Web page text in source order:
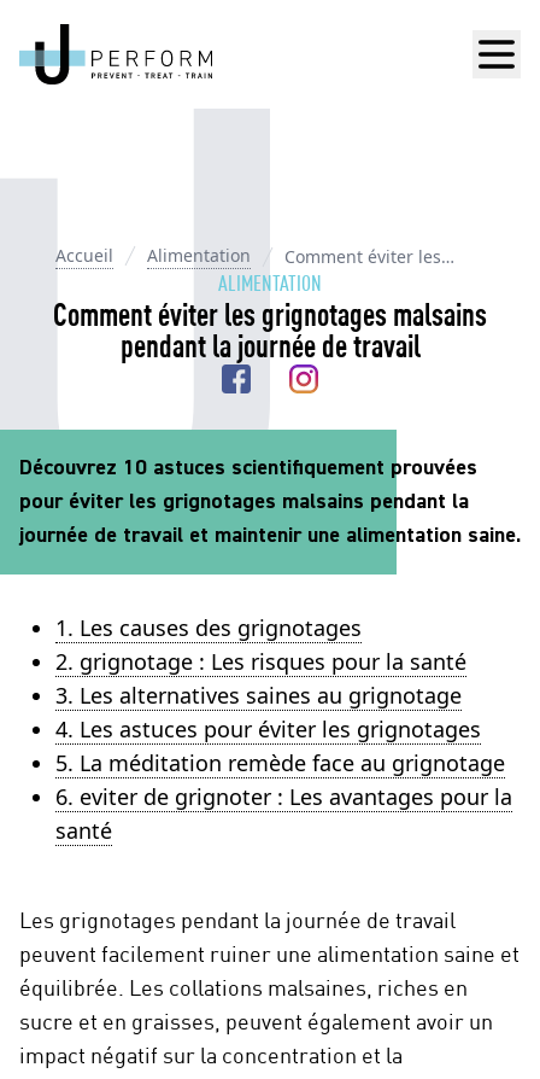
Accueil Alimentation
Comment éviter les
grignotages malsains
pendant la journée de travail
Comment éviter les grignotages malsains
pendant la journée de travail
ALIMENTATION
Découvrez 10 astuces scientifiquement prouvées
pour éviter les grignotages malsains pendant la
journée de travail et maintenir une alimentation saine.
1. Les causes des grignotages
2. grignotage : Les risques pour la santé
3. Les alternatives saines au grignotage
4. Les astuces pour éviter les grignotages
5. La méditation remède face au grignotage
6. eviter de grignoter : Les avantages pour la
santé
Les grignotages pendant la journée de travail
peuvent facilement ruiner une alimentation saine et
équilibrée. Les collations malsaines, riches en
sucre et en graisses, peuvent également avoir un
impact négatif sur la concentration et la